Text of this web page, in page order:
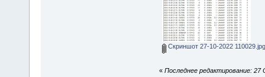
Скриншот 27-10-2022 110029.jpg
« Последнее редактирование: 27